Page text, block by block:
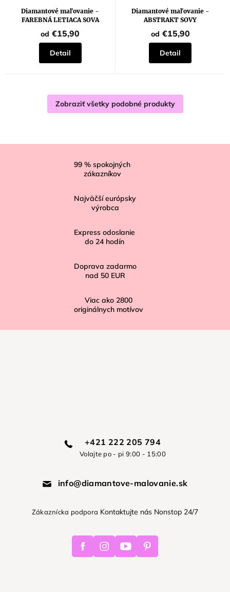
Diamantové maľovanie -
FAREBNÁ LETIACA SOVA
od €15,90
Detail
Diamantové maľovanie -
ABSTRAKT SOVY
od €15,90
Detail
Zobraziť všetky podobné produkty
99 % spokojných
zákazníkov
Najväčší európsky
výrobca
Express odoslanie
do 24 hodín
Doprava zadarmo
nad 50 EUR
Viac ako 2800
originálnych motívov
+421 222 205 794
Volajte po - pi 9:00 - 15:00
info@diamantove-malovanie.sk
Zákaznícka podpora Kontaktujte nás Nonstop 24/7
FacebookInstagramYoutube Pinterest